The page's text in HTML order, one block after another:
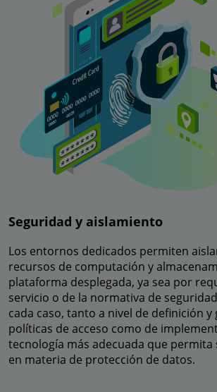
Seguridad y aislamiento
Los entornos dedicados permiten
recursos de computación y
plataforma desplegada, ya sea por
servicio o de la normativa de
cada caso, tanto a nivel de definición y
políticas de acceso como de
tecnología más adecuada que
en materia de protección de datos.